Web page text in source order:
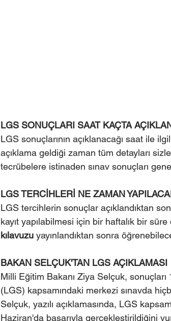
LGS SONUÇLARI SAAT KAÇTA
LGS sonuçlarının açıklanacağı saat ile
açıklama geldiği zaman tüm detayları
tecrübelere istinaden sınav sonuçları
LGS TERCİHLERİ NE ZAMAN
LGS tercihlerin sonuçlar açıklandıktan
kayıt yapılabilmesi için bir haftalık bir
kılavuzu yayınlandıktan sonra
BAKAN SELÇUK'TAN LGS AÇIKLAMASI
Milli Eğitim Bakanı Ziya Selçuk,
(LGS) kapsamındaki merkezi sınavda
Selçuk, yazılı açıklamasında, LGS
Haziran'da başarıyla gerçekleştirildiğini